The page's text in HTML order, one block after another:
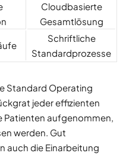
Cloudbasierte
Gesamtlösung
Schriftliche
Standardprozesse
Standard Operating
jeder effizienten
Patienten aufgenommen,
werden. Gut
auch die Einarbeitung